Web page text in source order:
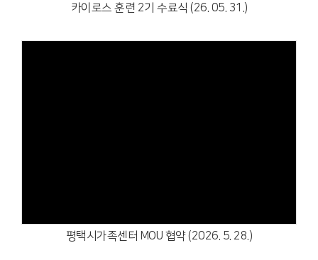
카이로스 훈련 2기 수료식 (26. 05. 31.)
평택시가족센터 MOU 협약 (2026. 5. 28.)